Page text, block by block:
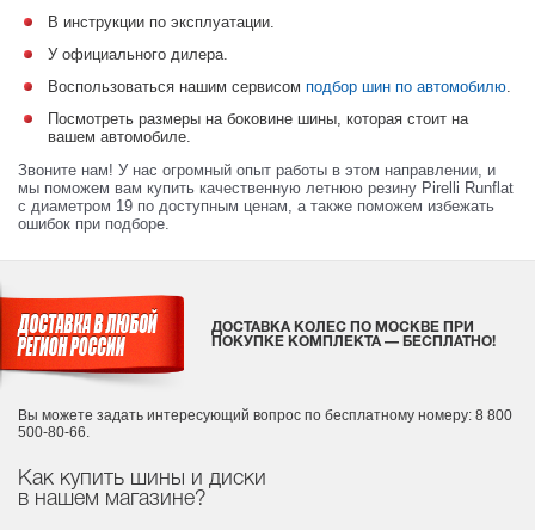
В инструкции по эксплуатации.
У официального дилера.
Воспользоваться нашим сервисом подбор шин по автомобилю.
Посмотреть размеры на боковине шины, которая стоит на
вашем автомобиле.
Звоните нам! У нас огромный опыт работы в этом направлении, и
мы поможем вам купить качественную летнюю резину Pirelli Runflat
с диаметром 19 по доступным ценам, а также поможем избежать
ошибок при подборе.
Как купить шины и диски
в нашем магазине?
ДОСТАВКА КОЛЕС ПО МОСКВЕ ПРИ
ПОКУПКЕ КОМПЛЕКТА — БЕСПЛАТНО!
Вы можете задать интересующий вопрос по бесплатному номеру: 8 800
500-80-66.